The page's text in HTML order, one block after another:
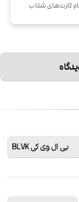
کارت‌های شتاب
بی ال وی کی BLVK